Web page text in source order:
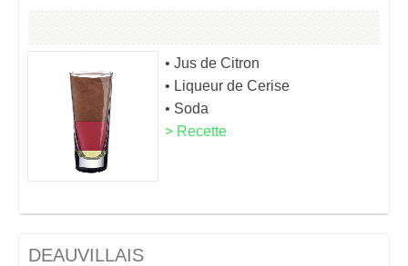
• Jus de Citron
• Liqueur de Cerise
• Soda
> Recette
DEAUVILLAIS